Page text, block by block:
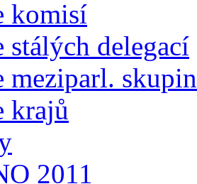
komisí
stálých delegací
meziparl. skupin
krajů
2011